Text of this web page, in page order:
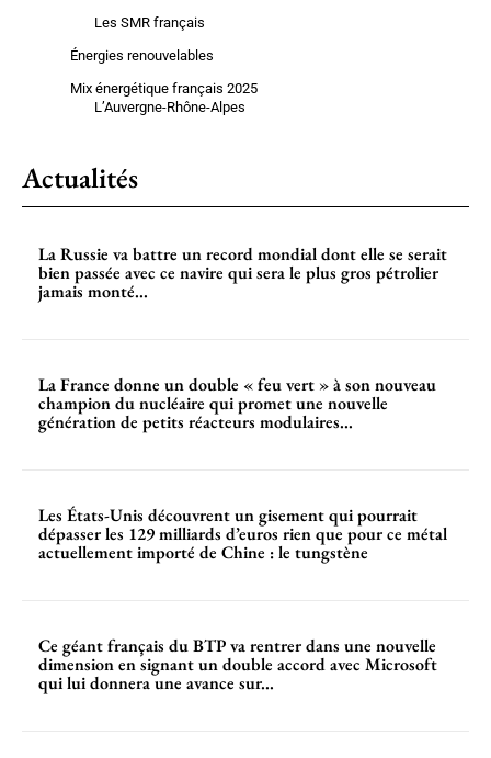
Les SMR français
Énergies renouvelables
Mix énergétique français 2025
L’Auvergne-Rhône-Alpes
Actualités
La Russie va battre un record mondial dont elle se serait
bien passée avec ce navire qui sera le plus gros pétrolier
jamais monté...
La France donne un double « feu vert » à son nouveau
champion du nucléaire qui promet une nouvelle
génération de petits réacteurs modulaires...
Les États-Unis découvrent un gisement qui pourrait
dépasser les 129 milliards d’euros rien que pour ce métal
actuellement importé de Chine : le tungstène
Ce géant français du BTP va rentrer dans une nouvelle
dimension en signant un double accord avec Microsoft
qui lui donnera une avance sur...